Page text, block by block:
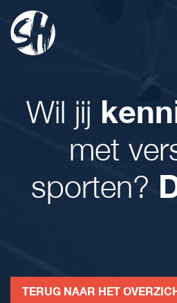
Wil jij
met
sporten?
TERUG NAAR HET